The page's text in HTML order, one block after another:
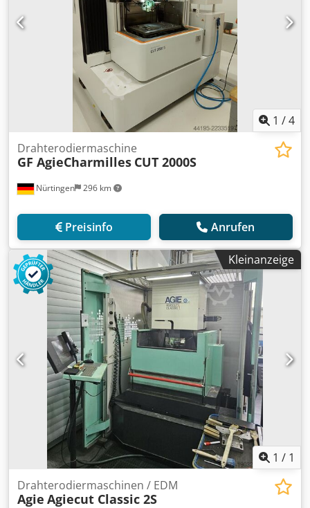
1 /4
Nürtingen 296 km
Drahterodiermaschine
GF AgieCharmilles CUT 2000S
Preisinfo Anrufen
Kleinanzeige
1 / 1
Drahterodiermaschinen / EDM
Agie Agiecut Classic 2S